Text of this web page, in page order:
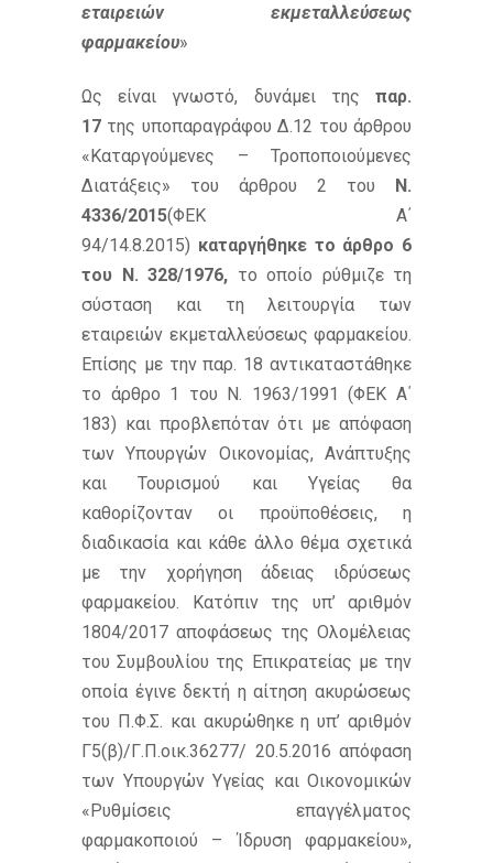
εταιρειών εκμεταλλεύσεως
φαρμακείου»
Ως είναι γνωστό, δυνάμει της παρ.
17 της υποπαραγράφου Δ.12 του άρθρου
«Καταργούμενες – Τροποποιούμενες
Διατάξεις» του άρθρου 2 του Ν.
4336/2015(ΦΕΚ Α΄
94/14.8.2015) καταργήθηκε το άρθρο 6
του Ν. 328/1976, το οποίο ρύθμιζε τη
σύσταση και τη λειτουργία των
εταιρειών εκμεταλλεύσεως φαρμακείου.
Επίσης με την παρ. 18 αντικαταστάθηκε
το άρθρο 1 του Ν. 1963/1991 (ΦΕΚ Α΄
183) και προβλεπόταν ότι με απόφαση
των Υπουργών Οικονομίας, Ανάπτυξης
και Τουρισμού και Υγείας θα
καθορίζονταν οι προϋποθέσεις, η
διαδικασία και κάθε άλλο θέμα σχετικά
με την χορήγηση άδειας ιδρύσεως
φαρμακείου. Κατόπιν της υπ’ αριθμόν
1804/2017 αποφάσεως της Ολομέλειας
του Συμβουλίου της Επικρατείας με την
οποία έγινε δεκτή η αίτηση ακυρώσεως
του Π.Φ.Σ. και ακυρώθηκε η υπ’ αριθμόν
Γ5(β)/Γ.Π.οικ.36277/ 20.5.2016 απόφαση
των Υπουργών Υγείας και Οικονομικών
«Ρυθμίσεις επαγγέλματος
φαρμακοποιού – Ίδρυση φαρμακείου»,